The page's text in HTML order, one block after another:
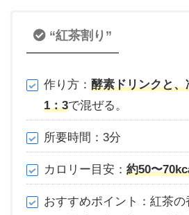
“紅茶割り”
作り方： 酵素ドリンクと
1：3で混ぜる。
所要時間：3分
カロリー目安： 約50〜
おすすめポイント：紅茶